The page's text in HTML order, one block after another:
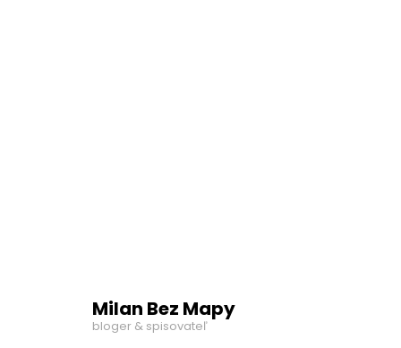
Milan Bez Mapy
bloger & spisovateľ